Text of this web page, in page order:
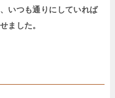
いつも通りにしていれば
ました。